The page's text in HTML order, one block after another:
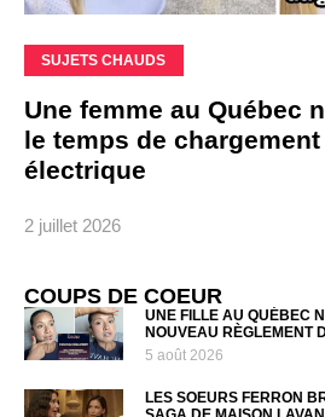
SUJETS CHAUDS
Une femme au Québec
le temps de
électrique
2 juillet 2026
COUPS DE COEUR
UNE FILLE AU QUÉBEC
NOUVEAU RÈGLEMENT
5 août 2026
LES SOEURS FERRON